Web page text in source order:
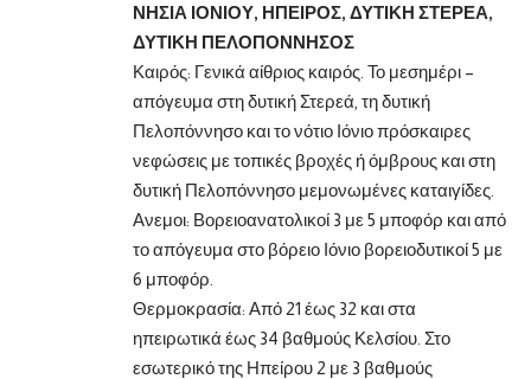
ΝΗΣΙΑ ΙΟΝΙΟΥ, ΗΠΕΙΡΟΣ, ΔΥΤΙΚΗ ΣΤΕΡΕΑ,
ΔΥΤΙΚΗ ΠΕΛΟΠΟΝΝΗΣΟΣ
Καιρός: Γενικά αίθριος καιρός. Το μεσημέρι –
απόγευμα στη δυτική Στερεά, τη δυτική
Πελοπόννησο και το νότιο Ιόνιο πρόσκαιρες
νεφώσεις με τοπικές βροχές ή όμβρους και στη
δυτική Πελοπόννησο μεμονωμένες καταιγίδες.
Ανεμοι: Βορειοανατολικοί 3 με 5 μποφόρ και από
το απόγευμα στο βόρειο Ιόνιο βορειοδυτικοί 5 με
6 μποφόρ.
Θερμοκρασία: Από 21 έως 32 και στα
ηπειρωτικά έως 34 βαθμούς Κελσίου. Στο
εσωτερικό της Ηπείρου 2 με 3 βαθμούς